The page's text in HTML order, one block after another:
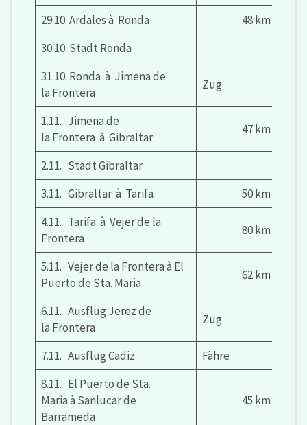
29.10. Ardales à Ronda
48 km
30.10. Stadt Ronda
31.10. Ronda à Jimena de
la Frontera
Zug
1.11. Jimena de
la Frontera à Gibraltar
47 km
2.11. Stadt Gibraltar
3.11. Gibraltar à Tarifa
50 km
4.11. Tarifa à Vejer de la
Frontera
80 km
5.11. Vejer de la Frontera à El
Puerto de Sta. Maria
62 km
6.11. Ausflug Jerez de
la Frontera
Zug
7.11. Ausflug Cadiz
Fähre
8.11. El Puerto de Sta.
Maria à Sanlucar de
Barrameda
45 km